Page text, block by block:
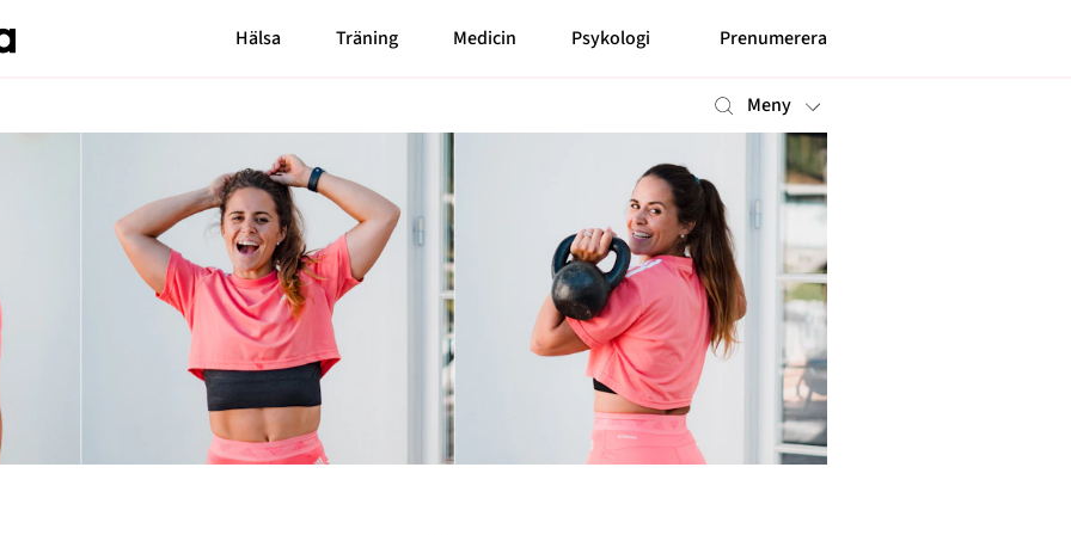
Hälsa Träning Medicin Psykologi Prenumerera
nytt
& skönhet
Motherhood
Bloggar
Carin da Silva
Markiz Tainton
Elaine Eksvärd
Malin Berghagen
Blossom Tainton
Shama Persson
My Westerdahl
Mer
Prenumerera
Nyhetsbrev
Kontakt
Shop
Om cookies
Hantera preferenser
Integritetspolicy
Alla ämnen
Meny